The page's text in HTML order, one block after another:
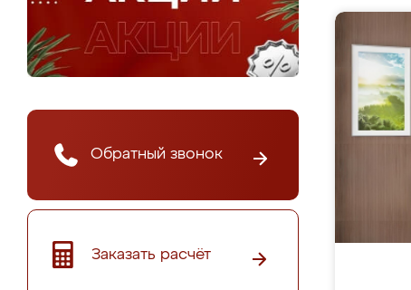
Обратный звонок
Заказать расчёт